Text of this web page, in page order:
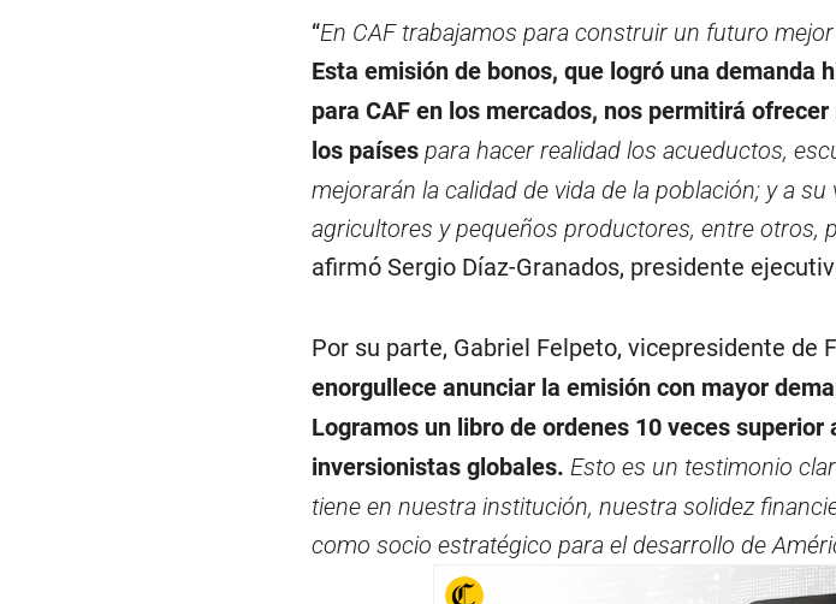
“En CAF trabajamos para construir un futuro
Esta emisión de bonos, que logró una demanda
para CAF en los mercados, nos permitirá
los paísespara hacer realidad los acueductos,
mejorarán la calidad de vida de la población; y a
agricultores y pequeños productores, entre otros,
afirmó Sergio Díaz-Granados, presidente
Por su parte, Gabriel Felpeto, vicepresidente de
enorgullece anunciar la emisión con mayor
Logramos un libro de ordenes 10 veces
inversionistas globales. Esto es un testimonio
tiene en nuestra institución, nuestra solidez
como socio estratégico para el desarrollo de